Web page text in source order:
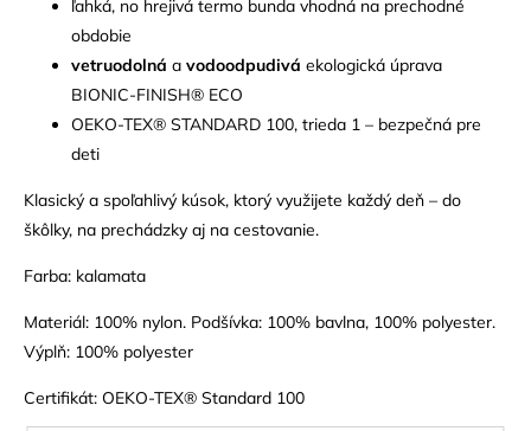
ľahká, no hrejivá termo bunda vhodná na prechodné
obdobie
vetruodolná a vodoodpudivá ekologická úprava
BIONIC-FINISH® ECO
OEKO-TEX® STANDARD 100, trieda 1 – bezpečná pre
deti
Klasický a spoľahlivý kúsok, ktorý využijete každý deň – do
škôlky, na prechádzky aj na cestovanie.
Farba: kalamata
Materiál: 100% nylon. Podšívka: 100% bavlna, 100% polyester.
Výplň: 100% polyester
Certifikát: OEKO-TEX® Standard 100